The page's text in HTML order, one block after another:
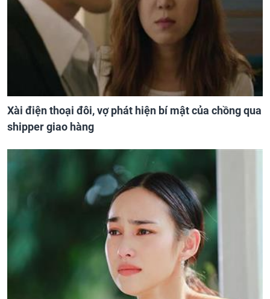
Xài điện thoại đôi, vợ phát hiện bí mật của chồng qua
shipper giao hàng